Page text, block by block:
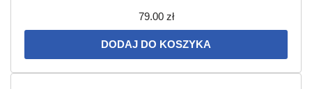
79.00 zł
DODAJ DO KOSZYKA